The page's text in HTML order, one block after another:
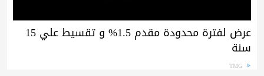
عرض لفترة محدودة مقدم 1.5% و تقسيط علي 15
سنة
TMG